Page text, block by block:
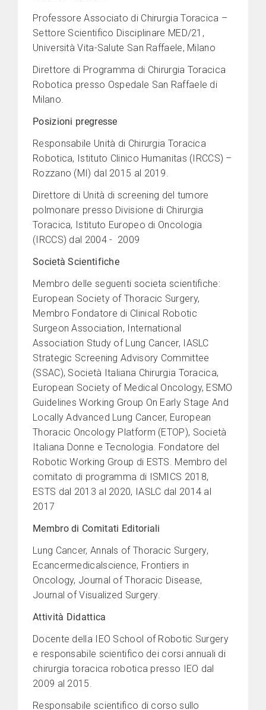
Professore Associato di Chirurgia Toracica –
Settore Scientifico Disciplinare MED/21,
Università Vita-Salute San Raffaele, Milano
Direttore di Programma di Chirurgia Toracica
Robotica presso Ospedale San Raffaele di
Milano.
Posizioni pregresse
Responsabile Unità di Chirurgia Toracica
Robotica, Istituto Clinico Humanitas (IRCCS) –
Rozzano (MI) dal 2015 al 2019.
Direttore di Unità di screening del tumore
polmonare presso Divisione di Chirurgia
Toracica, Istituto Europeo di Oncologia
(IRCCS) dal 2004 - 2009
Società Scientifiche
Membro delle seguenti societa scientifiche:
European Society of Thoracic Surgery,
Membro Fondatore di Clinical Robotic
Surgeon Association, International
Association Study of Lung Cancer, IASLC
Strategic Screening Advisory Committee
(SSAC), Società Italiana Chirurgia Toracica,
European Society of Medical Oncology, ESMO
Guidelines Working Group On Early Stage And
Locally Advanced Lung Cancer, European
Thoracic Oncology Platform (ETOP), Società
Italiana Donne e Tecnologia. Fondatore del
Robotic Working Group di ESTS. Membro del
comitato di programma di ISMICS 2018,
ESTS dal 2013 al 2020, IASLC dal 2014 al
2017
Membro di Comitati Editoriali
Lung Cancer, Annals of Thoracic Surgery,
Ecancermedicalscience, Frontiers in
Oncology, Journal of Thoracic Disease,
Journal of Visualized Surgery.
Attività Didattica
Docente della IEO School of Robotic Surgery
e responsabile scientifico dei corsi annuali di
chirurgia toracica robotica presso IEO dal
2009 al 2015.
Responsabile scientifico di corso sullo